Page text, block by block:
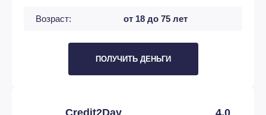
Возраст: от 18 до 75 лет
ПОЛУЧИТЬ ДЕНЬГИ
Credit2Day 4,0